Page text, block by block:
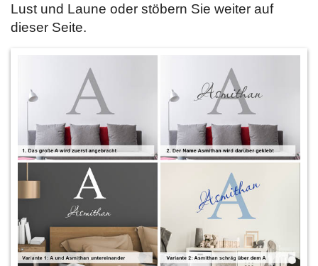
Lust und Laune oder stöbern Sie weiter auf
dieser Seite.